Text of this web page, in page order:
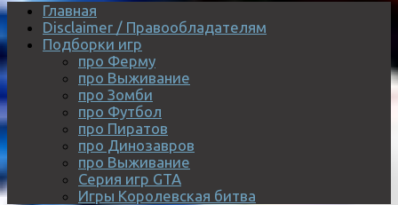
Главная
Disclaimer / Правообладателям
Подборки игр
про Ферму
про Выживание
про Зомби
про Футбол
про Пиратов
про Динозавров
про Выживание
Серия игр GTA
Игры Королевская битва